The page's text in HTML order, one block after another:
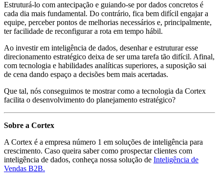
Estruturá-lo com antecipação e guiando-se por dados concretos é
cada dia mais fundamental. Do contrário, fica bem difícil engajar a
equipe, perceber pontos de melhorias necessários e, principalmente,
ter facilidade de reconfigurar a rota em tempo hábil.
Ao investir em inteligência de dados, desenhar e estruturar esse
direcionamento estratégico deixa de ser uma tarefa tão difícil. Afinal,
com tecnologia e habilidades analíticas superiores, a suposição sai
de cena dando espaço a decisões bem mais acertadas.
Que tal, nós conseguimos te mostrar como a tecnologia da Cortex
facilita o desenvolvimento do planejamento estratégico?
Sobre a Cortex
A Cortex é a empresa número 1 em soluções de inteligência para
crescimento. Caso queira saber como prospectar clientes com
inteligência de dados, conheça nossa solução de Inteligência de
Vendas B2B.